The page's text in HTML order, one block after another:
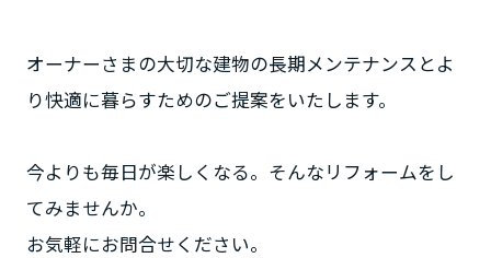
オーナーさまの大切な建物の長期メンテナンスとよ
り快適に暮らすためのご提案をいたします。
今よりも毎日が楽しくなる。そんなリフォームをし
てみませんか。
お気軽にお問合せください。
埼玉県
東京都